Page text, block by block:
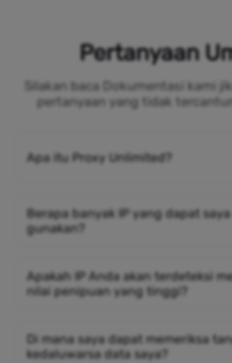
Pertanyaan
Silakan baca Dokumentasi kami
pertanyaan yang tidak
Apa itu Proxy Unlimited?
Berapa banyak IP yang dapat saya
gunakan?
Apakah IP Anda akan terdeteksi
nilai penipuan yang tinggi?
Di mana saya dapat memeriksa
kedaluwarsa data saya?